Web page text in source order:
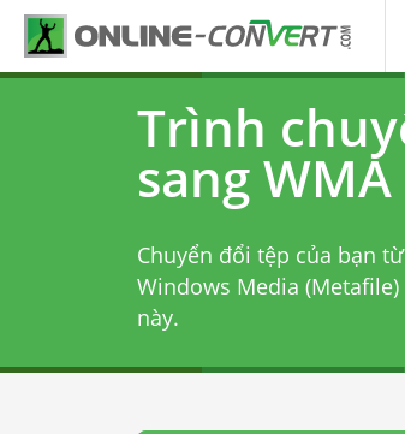
Trình
sang WMA
Chuyển đổi tệp của bạn
Windows Media (Metafile)
này.